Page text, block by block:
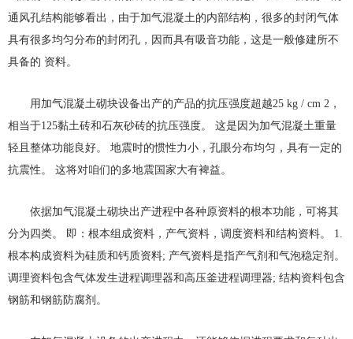
通风孔结构能够看出，由于加气混凝土的内部结构，很多的封闭气体
具有很多均匀分布的封闭孔，因而具有吸音功能，这是一般修建所不
具备的 资料。
用加气混凝土砌块设备出产的产品的抗压强度超越25 kg / cm 2，
相当于125黏土砖和石灰砂砖的抗压强度。 这是因为加气混凝土重量
轻且整体功能良好。 地震时的惯性力小，孔眼分布均匀，具有一定的
抗震性。 这将对咱们的多地震国家大有裨益。
依据加气混凝土砌块出产进程中各种原资料的根本功能，可将其
分为四类。 即：根本组成资料，产气资料，调度资料和结构资料。 1.
根本构成资料为硅质和钙质资料; 产气资料是指产气剂和气泡稳定剂。
调理资料包含气体发生进程调理器和高压釜进程调理器; 结构资料包含
钢筋和钢筋防腐剂。